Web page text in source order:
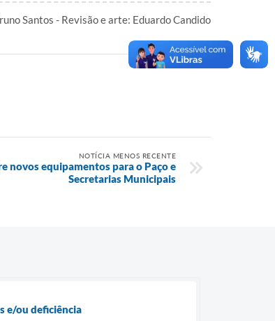
Santos - Revisão e arte: Eduardo Candido
NOTÍCIA MENOS RECENTE
novos equipamentos para o Paço e
Secretarias Municipais
e/ou deficiência